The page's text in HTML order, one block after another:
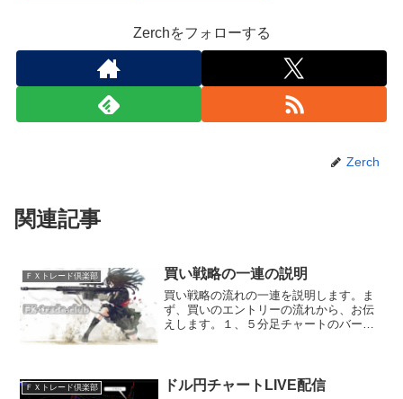
Zerchをフォローする
Zerch
関連記事
ＦＸトレード倶楽部 買い戦略の一連の説明
買い戦略の流れの一連を説明します。ま
ず、買いのエントリーの流れから、お伝
えします。１、５分足チャートのバー
確認します。３、１分足チャ...
ＦＸトレード倶楽部 ドル円チャートLIVE配信